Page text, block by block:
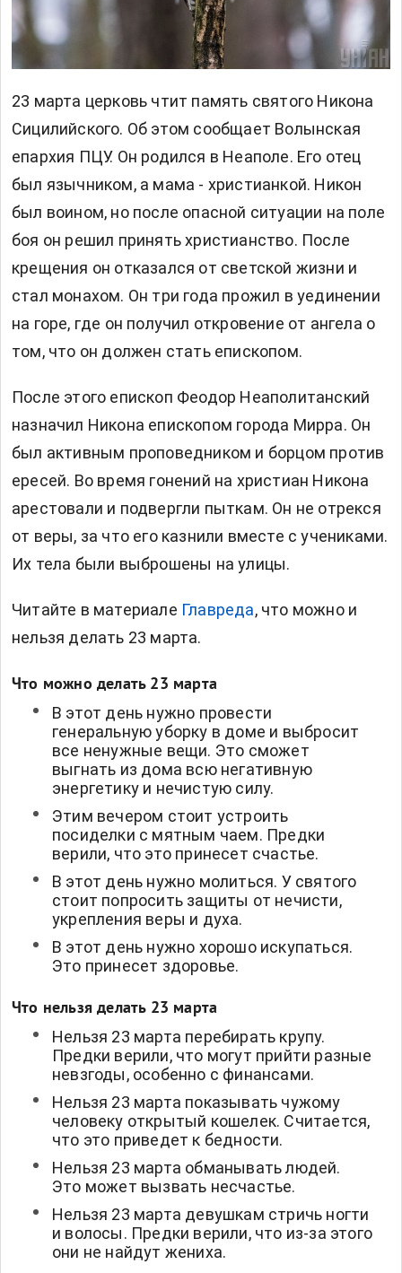
23 марта церковь чтит память святого Никона
Сицилийского. Об этом сообщает Волынская
епархия ПЦУ. Он родился в Неаполе. Его отец
был язычником, а мама - христианкой. Никон
был воином, но после опасной ситуации на поле
боя он решил принять христианство. После
крещения он отказался от светской жизни и
стал монахом. Он три года прожил в уединении
на горе, где он получил откровение от ангела о
том, что он должен стать епископом.
После этого епископ Феодор Неаполитанский
назначил Никона епископом города Мирра. Он
был активным проповедником и борцом против
ересей. Во время гонений на христиан Никона
арестовали и подвергли пыткам. Он не отрекся
от веры, за что его казнили вместе с учениками.
Их тела были выброшены на улицы.
Читайте в материале Главреда, что можно и
нельзя делать 23 марта.
Что можно делать 23 марта
В этот день нужно провести
генеральную уборку в доме и выбросит
все ненужные вещи. Это сможет
выгнать из дома всю негативную
энергетику и нечистую силу.
Этим вечером стоит устроить
посиделки с мятным чаем. Предки
верили, что это принесет счастье.
В этот день нужно молиться. У святого
стоит попросить защиты от нечисти,
укрепления веры и духа.
В этот день нужно хорошо искупаться.
Это принесет здоровье.
Что нельзя делать 23 марта
Нельзя 23 марта перебирать крупу.
Предки верили, что могут прийти разные
невзгоды, особенно с финансами.
Нельзя 23 марта показывать чужому
человеку открытый кошелек. Считается,
что это приведет к бедности.
Нельзя 23 марта обманывать людей.
Это может вызвать несчастье.
Нельзя 23 марта девушкам стричь ногти
и волосы. Предки верили, что из-за этого
они не найдут жениха.